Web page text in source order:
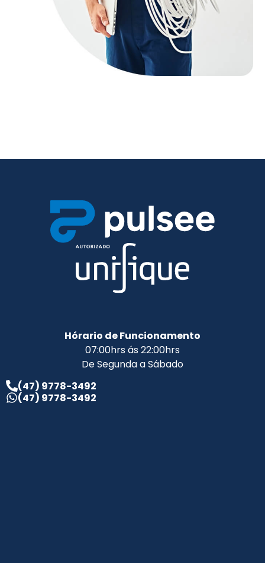
Hórario de Funcionamento
07:00hrs ás 22:00hrs
De Segunda a Sábado
(47) 9778-3492
(47) 9778-3492